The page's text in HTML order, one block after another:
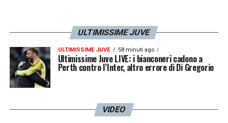
Marsiglia per 7,3 milioni, mentre il giovane
Facundo
Gonzalezarrivò dal Valencia per
1,8 milioni. A gennaio si sono aggiunti il
centraleTiago Djalo
in prestito).
ULTIMISSIME JUVE
ULTIMISSIME JUVE 58 minuti ago
Ultimissime Juve LIVE: i bianconeri cadono a
Perth contro l’Inter, altro errore di Di Gregorio
VIDEO